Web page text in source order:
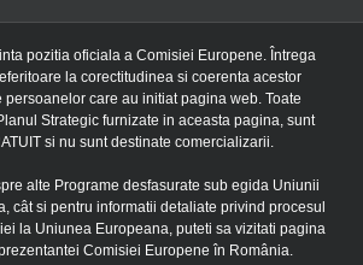
pozitia oficiala a Comisiei Europene. Întrega
la corectitudinea si coerenta acestor
persoanelor care au initiat pagina web. Toate
Strategic furnizate in aceasta pagina, sunt
si nu sunt destinate comercializarii.
alte Programe desfasurate sub egida Uniunii
cât si pentru informatii detaliate privind procesul
la Uniunea Europeana, puteti sa vizitati pagina
Comisiei Europene în România.